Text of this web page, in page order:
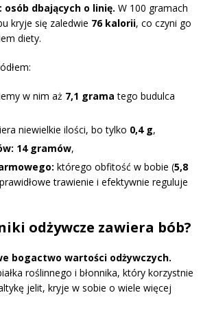
dbających o linię. W 100 gramach
kryje się zaledwie 76 kalorii, co czyni go
diety.
w nim aż 7,1 grama tego budulca
niewielkie ilości, bo tylko 0,4 g,
14 gramów,
którego obfitość w bobie (5,8
trawienie i efektywnie reguluje
odżywcze zawiera bób?
bogactwo wartości odżywczych.
roślinnego i błonnika, który korzystnie
jelit, kryje w sobie o wiele więcej